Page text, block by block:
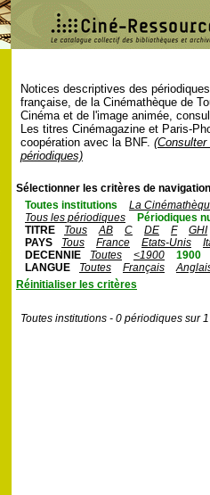
Notices descriptives des
française, de la Cinémathèque de
Cinéma et de l'image animée,
Les titres Cinémagazine et Paris-
coopération avec la BNF.
périodiques)
Sélectionner les critères de
Toutes institutions
La
Tous les périodiques
Périodiques
TITRE
Tous AB C DE F
GHI
PAYS
Tous France Etats-Unis
DECENNIE
Toutes <1900
1900
LANGUE
Toutes Français
Réinitialiser les critères
Toutes institutions - 0 périodiques sur